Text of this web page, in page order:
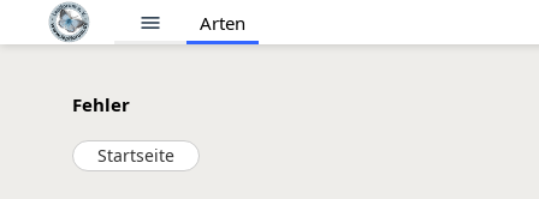
menu Arten
Fehler
Startseite